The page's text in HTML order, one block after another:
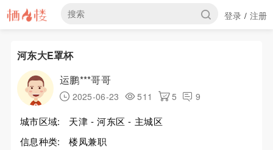
登录 / 注册
河东大E罩杯
运鹏***哥哥
2025-06-23 511 5 9
城市区域:
天津 - 河东区 - 主城区
信息种类:
楼凤兼职